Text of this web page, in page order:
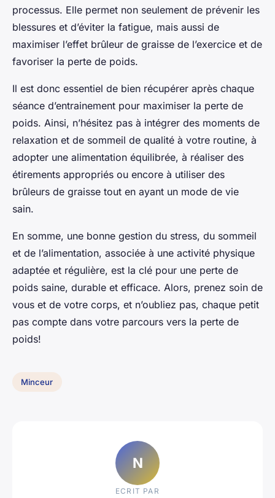
processus. Elle permet non seulement de prévenir les
blessures et d’éviter la fatigue, mais aussi de
maximiser l’effet brûleur de graisse de l’exercice et de
favoriser la perte de poids.
Il est donc essentiel de bien récupérer après chaque
séance d’entrainement pour maximiser la perte de
poids. Ainsi, n’hésitez pas à intégrer des moments de
relaxation et de sommeil de qualité à votre routine, à
adopter une alimentation équilibrée, à réaliser des
étirements appropriés ou encore à utiliser des
brûleurs de graisse tout en ayant un mode de vie
sain.
En somme, une bonne gestion du stress, du sommeil
et de l’alimentation, associée à une activité physique
adaptée et régulière, est la clé pour une perte de
poids saine, durable et efficace. Alors, prenez soin de
vous et de votre corps, et n’oubliez pas, chaque petit
pas compte dans votre parcours vers la perte de
poids!
Minceur
N
ECRIT PAR